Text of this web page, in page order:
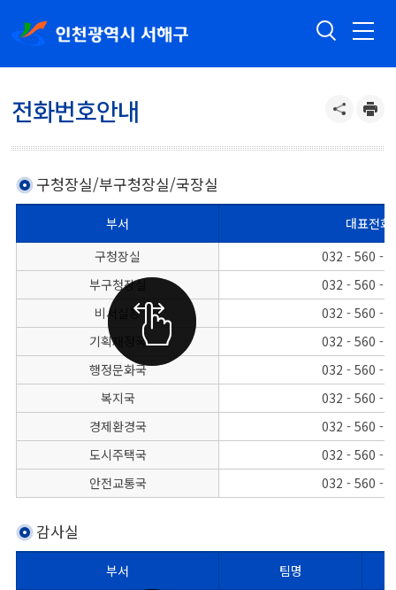
전화번호안내
구청장실/부구청장실/국장실
구청장실/부구청장실/각 국장의 대표전화와 FAX번호를 나타낸 표
부서
대표전화
구청장실
032 - 560 -
부구청장실
032 - 560 -
비서실장
032 - 560 -
기획재정국
032 - 560 -
행정문화국
032 - 560 -
복지국
032 - 560 -
경제환경국
032 - 560 -
도시주택국
032 - 560 -
안전교통국
032 - 560 -
감사실
부서 팀명